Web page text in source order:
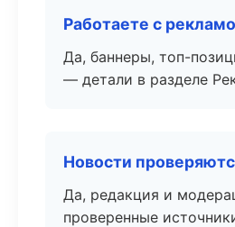
Работаете с
Да, баннеры, топ-
— детали в разделе
Новости
Да, редакция и
проверенные